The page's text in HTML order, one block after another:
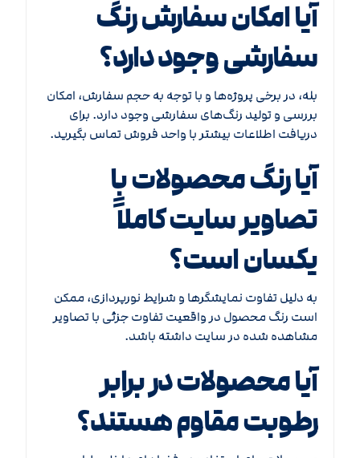
آیا امکان سفارش رنگ
سفارشی وجود دارد؟
بله، در برخی پروژه‌ها و با توجه به حجم سفارش، امکان
بررسی و تولید رنگ‌های سفارشی وجود دارد. برای
دریافت اطلاعات بیشتر با واحد فروش تماس بگیرید.
آیا رنگ محصولات با
تصاویر سایت کاملاً
یکسان است؟
به دلیل تفاوت نمایشگرها و شرایط نورپردازی، ممکن
است رنگ محصول در واقعیت تفاوت جزئی با تصاویر
مشاهده شده در سایت داشته باشد.
آیا محصولات در برابر
رطوبت مقاوم هستند؟